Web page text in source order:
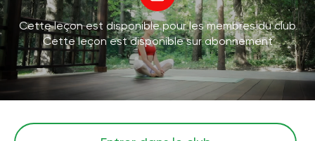
Cette leçon est disponible pour les membres du club
Cette leçon est disponible sur abonnement